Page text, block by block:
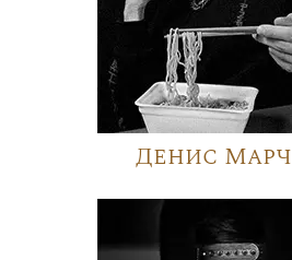
Денис